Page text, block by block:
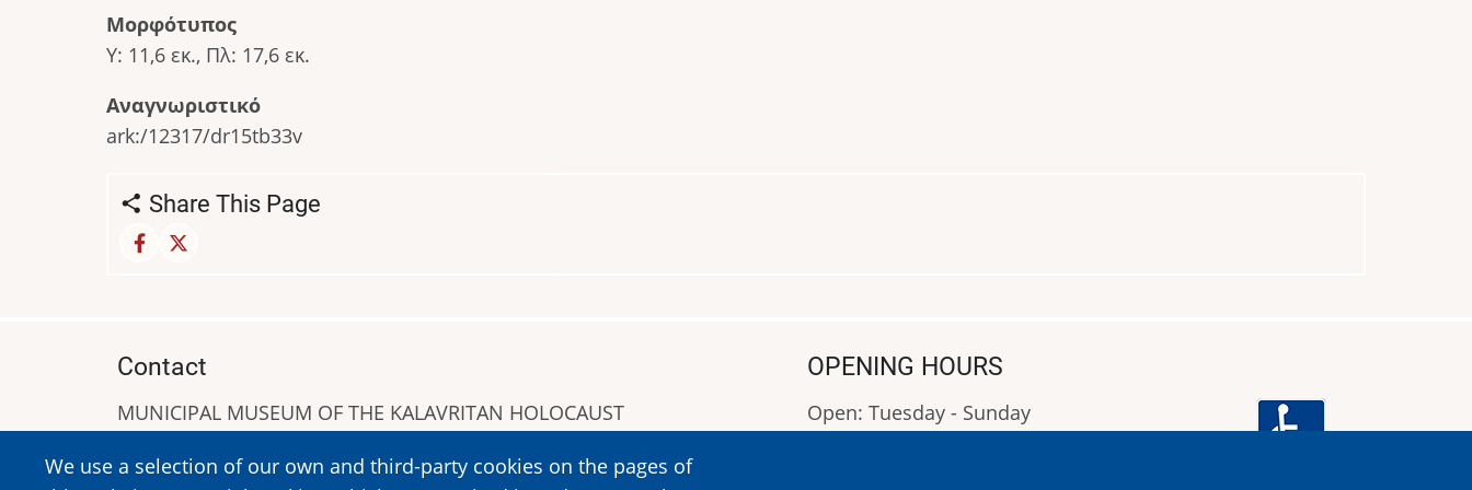
Μορφότυπος
Υ: 11,6 εκ., Πλ: 17,6 εκ.
Αναγνωριστικό
ark:/12317/dr15tb33v
Share This Page
We use a selection of our own and third-party cookies on the pages of
Contact
MUNICIPAL MUSEUM OF THE KALAVRITAN HOLOCAUST
Tel:+302692023646,+302692360220
OPENING HOURS
Open: Tuesday - Sunday